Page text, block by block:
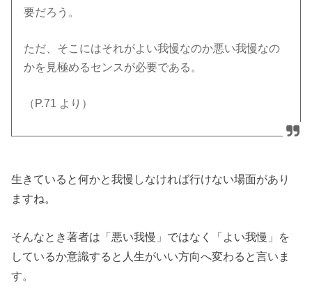
要だろう。
ただ、そこにはそれがよい我慢なのか悪い我慢なの
かを見極めるセンスが必要である。
（P.71 より）
生きていると何かと我慢しなければ行けない場面があり
ますね。
そんなとき著者は「悪い我慢」ではなく「よい我慢」を
しているか意識すると人生がいい方向へ変わると言いま
す。